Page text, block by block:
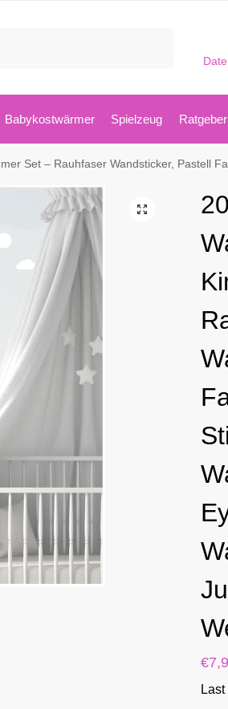
Babykostwärmer Spielzeug Ratgeber
Pastell Farben, Baby Tapete Sticker zum Kleben,
€